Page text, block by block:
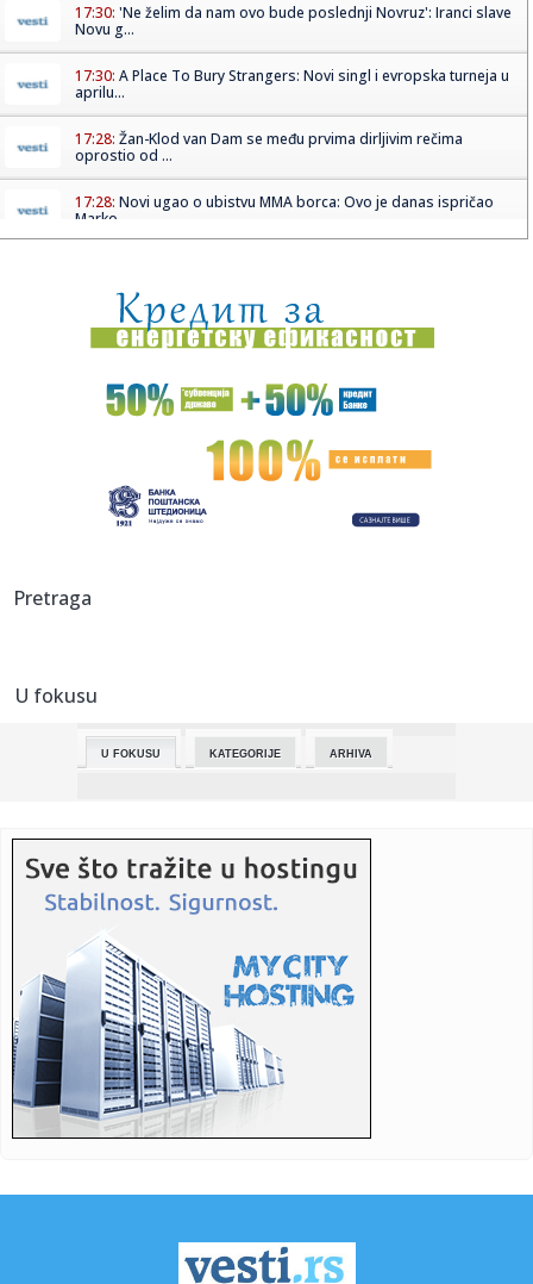
17:30: 'Ne želim da nam ovo bude poslednji Novruz': Iranci slave
Novu g...
17:30: A Place To Bury Strangers: Novi singl i evropska turneja u
aprilu...
17:28: Žan-Klod van Dam se među prvima dirljivim rečima
oprostio od ...
17:28: Novi ugao o ubistvu MMA borca: Ovo je danas ispričao
Marko
17:24:Gašić na polaganju zakletve u Leskovcu: Vojnik je sinonim
za hr...
17:19:Umro Čak Noris u 86. godini: Svet se oprašta od legende
akcioni...
Država poklanja 300.000 dinara: Evo ko je na listi da dobije
17:15:ŠTETA: Bivši Jokićev saigrač teže povređen!
se da je deo...
17:10:
17:09:
Glišić posetio Bogdanoviće iz Rogače: Obrađuju hektare, a
17:07:IRB planira da sam plasira direktne kredite stanovništvu
17:06:Pogledajte poslednji snimak Čaka Norisa: Njegove
emotivne reči ...
17:04:VIDEO: Test Hyundai Ioniq 9
17:04:Liverpul preskupo platio eliminaciju Galatasaraja! Salah
mora na ...
Sočan losos iz rerne, recept koji uspijeva baš svima
Pretraga
U fokusu
U FOKUSU KATEGORIJE ARHIVA